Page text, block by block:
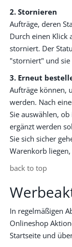
2. Stornieren
Aufträge, deren
Durch einen Klick
storniert. Der
"storniert" und
3. Erneut
Aufträge können,
werden. Nach
Sie auswählen,
ergänzt werden
Sie sich sicher
Warenkorb
back to top
In regelmäßigen
Onlineshop
Startseite und